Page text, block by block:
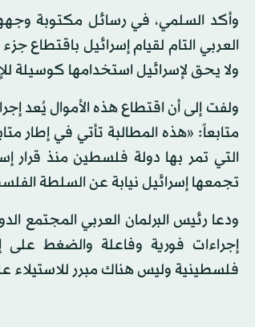
وأكد السلمي، في رسائل مكتوبة
العربي التام لقيام إسرائيل باقتطاع
ولا يحق لإسرائيل استخدامها كوسيلة
متابعاً: «هذه المطالبة تأتي في إطار
التي تمر بها دولة فلسطين منذ قرار
تجمعها إسرائيل نيابة عن السلطة
ودعا رئيس البرلمان العربي المجتمع
إجراءات فورية وفاعلة والضغط على
فلسطينية وليس هناك مبرر للاستيلاء